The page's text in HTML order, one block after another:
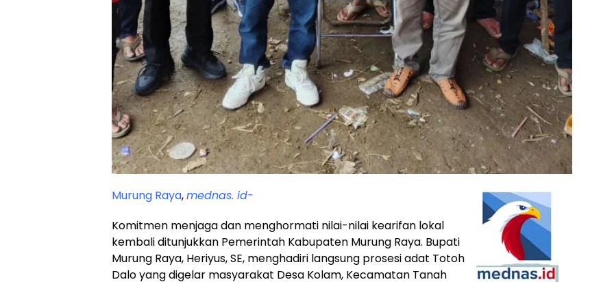
Murung Raya,mednas. id-
Komitmen menjaga dan menghormati nilai-nilai kearifan lokal
kembali ditunjukkan Pemerintah Kabupaten Murung Raya. Bupati
Murung Raya, Heriyus, SE, menghadiri langsung prosesi adat Totoh
Dalo yang digelar masyarakat Desa Kolam, Kecamatan Tanah